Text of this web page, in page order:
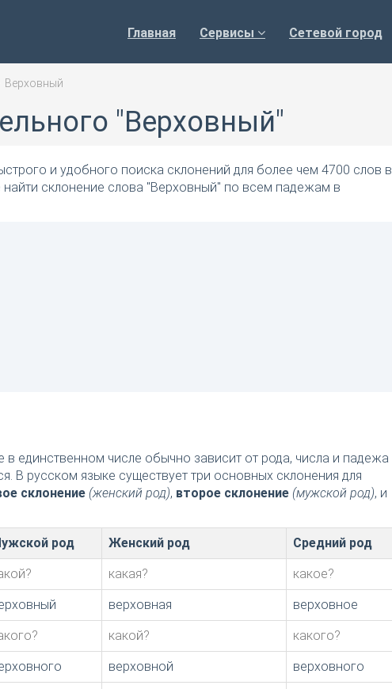
Главная Сервисы Сетевой город
Верховный
"Верховный"
и удобного поиска склонений для более чем 4700 слов в
склонение слова "Верховный" по всем падежам в
единственном числе обычно зависит от рода, числа и падежа
В русском языке существует три основных склонения для
склонение (женский род), второе склонение (мужской род), и
род Женский род Средний род
какая? какое?
верховная верховное
какой? какого?
верховной верховного